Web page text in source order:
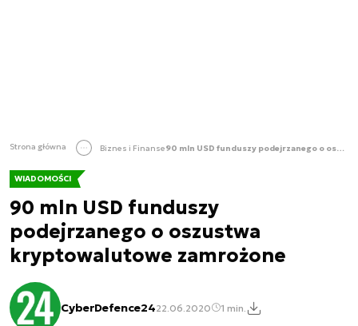
Strona główna Biznes i Finanse 90 mln USD funduszy podejrzanego o oszustwa kryptowalutowe zamrożone
WIADOMOŚCI
90 mln USD funduszy
podejrzanego o oszustwa
kryptowalutowe zamrożone
CyberDefence2422.06.2020 1 min.